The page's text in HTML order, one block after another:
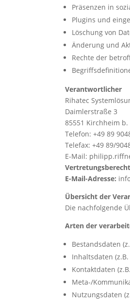
Präsenzen in
Plugins und
Löschung von
Änderung und
Rechte der
Verantwortlicher
Rihatec
Daimlerstraße 3
85551 Kirchheim
Telefon: +49 89
Telefax: +49 89/
E-Mail:
E-Mail-Adresse:
Übersicht der
Die nachfolgende
Arten der
Bestandsdaten
Inhaltsdaten
Kontaktdaten
Meta-/
Nutzungsdaten